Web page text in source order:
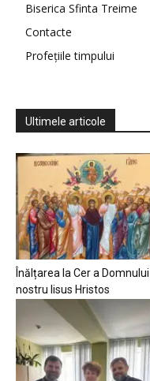
Biserica Sfinta Treime
Contacte
Profețiile timpului
Ultimele articole
Înălțarea la Cer a Domnului
nostru Iisus Hristos